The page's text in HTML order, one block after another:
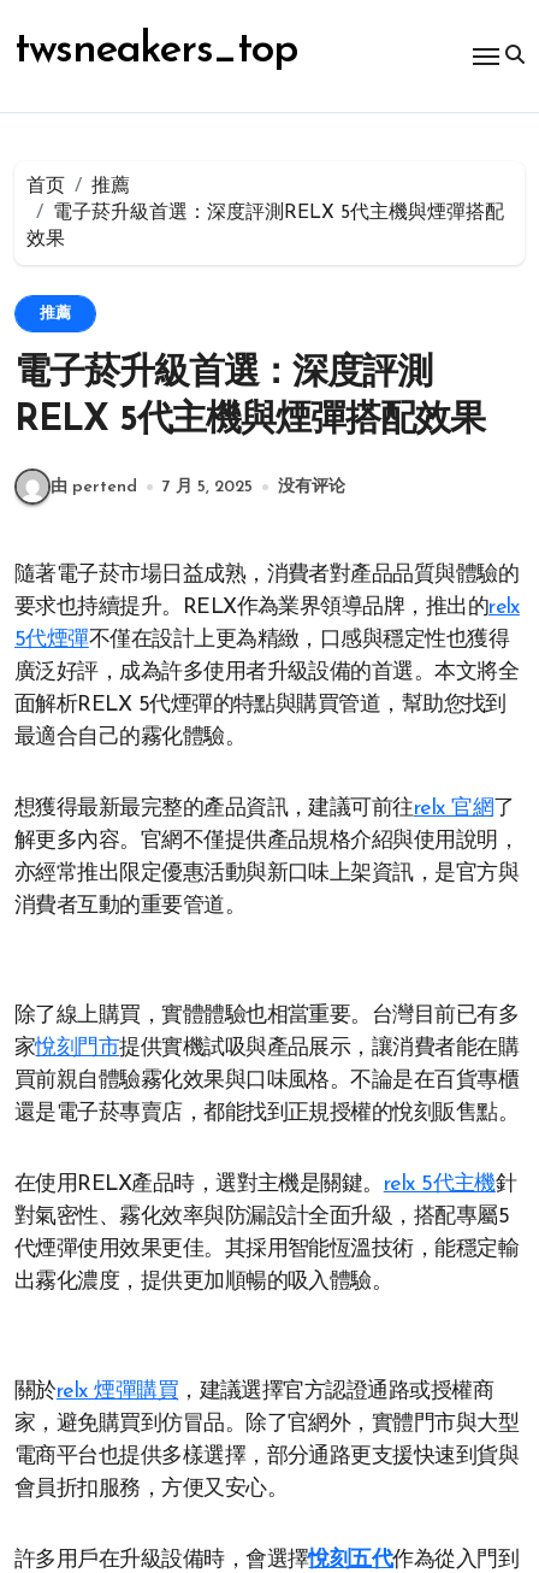
容
twsneakers_top
首页
推薦
電子菸升級首選：深度評測RELX 5代主機與煙彈搭配
效果
推薦
電子菸升級首選：深度評測
RELX 5代主機與煙彈搭配效果
由 pertend 7 月 5, 2025 没有评论
隨著電子菸市場日益成熟，消費者對產品品質與體驗的
要求也持續提升。RELX作為業界領導品牌，推出的relx
5代煙彈不僅在設計上更為精緻，口感與穩定性也獲得
廣泛好評，成為許多使用者升級設備的首選。本文將全
面解析RELX 5代煙彈的特點與購買管道，幫助您找到
最適合自己的霧化體驗。
想獲得最新最完整的產品資訊，建議可前往relx 官網 了
解更多內容。官網不僅提供產品規格介紹與使用說明，
亦經常推出限定優惠活動與新口味上架資訊，是官方與
消費者互動的重要管道。
除了線上購買，實體體驗也相當重要。台灣目前已有多
家悅刻門市提供實機試吸與產品展示，讓消費者能在購
買前親自體驗霧化效果與口味風格。不論是在百貨專櫃
還是電子菸專賣店，都能找到正規授權的悅刻販售點。
在使用RELX產品時，選對主機是關鍵。 relx 5代主機針
對氣密性、霧化效率與防漏設計全面升級，搭配專屬5
代煙彈使用效果更佳。其採用智能恆溫技術，能穩定輸
出霧化濃度，提供更加順暢的吸入體驗。
關於relx 煙彈購買 ，建議選擇官方認證通路或授權商
家，避免購買到仿冒品。除了官網外，實體門市與大型
電商平台也提供多樣選擇，部分通路更支援快速到貨與
會員折扣服務，方便又安心。
許多用戶在升級設備時，會選擇悅刻五代作為從入門到